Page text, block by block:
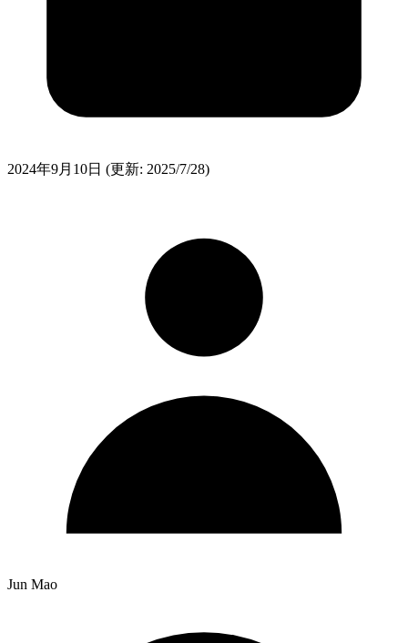
2024年9月10日 (更新: 2025/7/28)
Jun Mao